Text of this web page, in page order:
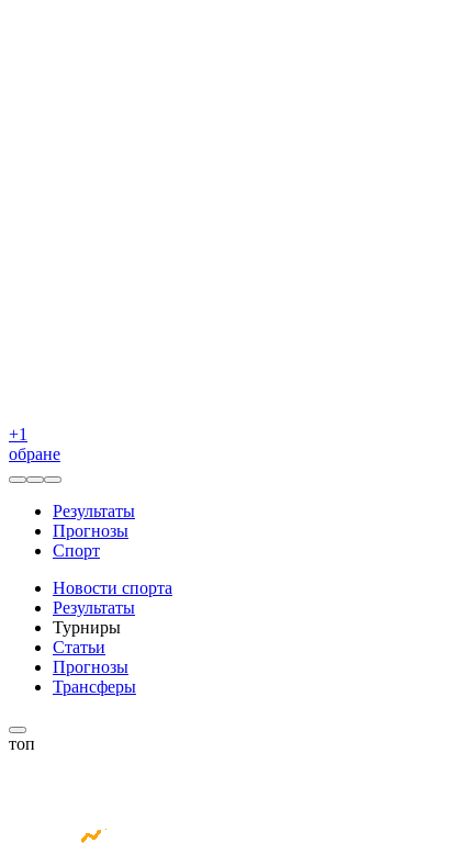
+1
обране
Результаты
Прогнозы
Спорт
Новости спорта
Результаты
Турниры
Статьи
Прогнозы
Трансферы
топ